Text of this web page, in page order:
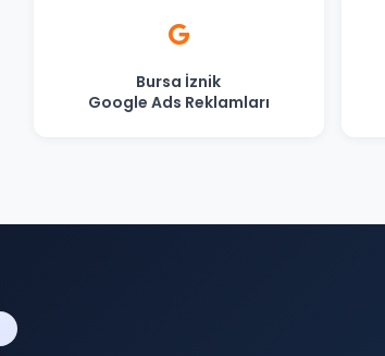
Bursa İznik
Google Ads Reklamları